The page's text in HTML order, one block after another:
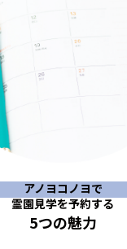
アノヨコノヨで
霊園見学を予約する
5つの魅力